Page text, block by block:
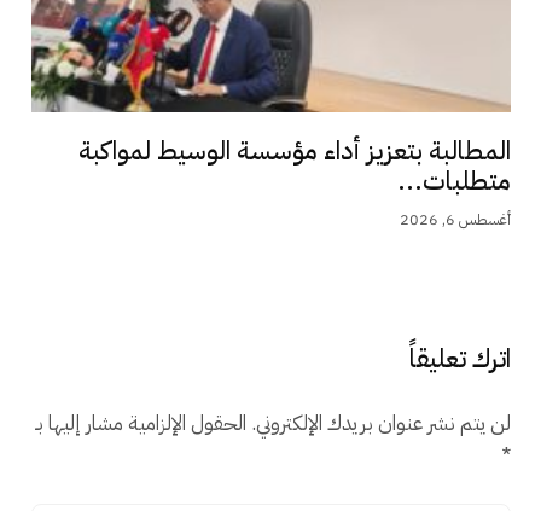
المطالبة بتعزيز أداء مؤسسة الوسيط لمواكبة
متطلبات...
أغسطس 6, 2026
اترك تعليقاً
لن يتم نشر عنوان بريدك الإلكتروني. الحقول الإلزامية مشار إليها بـ
*